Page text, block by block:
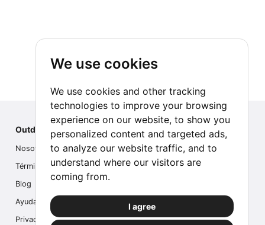
We use cookies
We use cookies and other tracking
technologies to improve your browsing
experience on our website, to show you
personalized content and targeted ads,
to analyze our website traffic, and to
understand where our visitors are
coming from.
I agree
Outdoor Index
Nosotros
Términos
Blog
Ayuda
Privacidad